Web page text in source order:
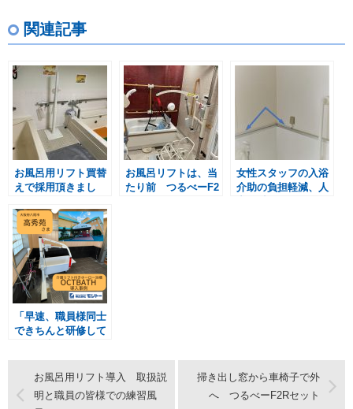
関連記事
お風呂用リフト買替
えで採用頂きまし
ット
お風呂リフトは、当
たり前 つるべーF2
女性スタッフの入浴
介助の負担軽減、人
「早速、職員様同士
できちんと研修して
お風呂用リフト導入 取扱説
明と職員の皆様での練習風
掃き出し窓から車椅子で外
へ つるべーF2Rセット